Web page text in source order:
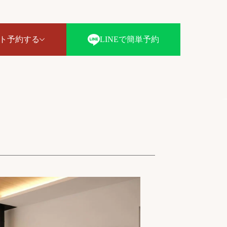
予約する LINEで簡単予約